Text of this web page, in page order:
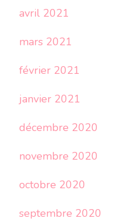
avril 2021
mars 2021
février 2021
janvier 2021
décembre 2020
novembre 2020
octobre 2020
septembre 2020